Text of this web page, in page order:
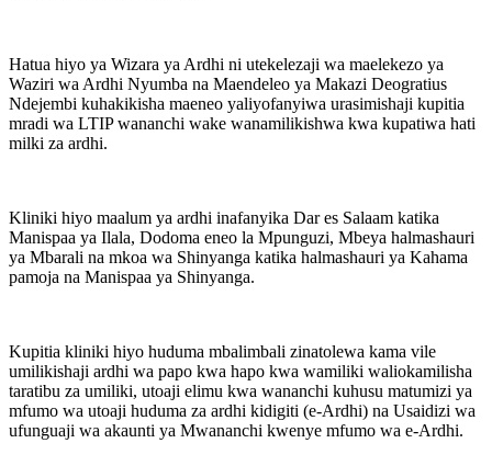
Hatua hiyo ya Wizara ya Ardhi ni utekelezaji wa maelekezo ya
Waziri wa Ardhi Nyumba na Maendeleo ya Makazi Deogratius
Ndejembi kuhakikisha maeneo yaliyofanyiwa urasimishaji kupitia
mradi wa LTIP wananchi wake wanamilikishwa kwa kupatiwa hati
milki za ardhi.
Kliniki hiyo maalum ya ardhi inafanyika Dar es Salaam katika
Manispaa ya Ilala, Dodoma eneo la Mpunguzi, Mbeya halmashauri
ya Mbarali na mkoa wa Shinyanga katika halmashauri ya Kahama
pamoja na Manispaa ya Shinyanga.
Kupitia kliniki hiyo huduma mbalimbali zinatolewa kama vile
umilikishaji ardhi wa papo kwa hapo kwa wamiliki waliokamilisha
taratibu za umiliki, utoaji elimu kwa wananchi kuhusu matumizi ya
mfumo wa utoaji huduma za ardhi kidigiti (e-Ardhi) na Usaidizi wa
ufunguaji wa akaunti ya Mwananchi kwenye mfumo wa e-Ardhi.